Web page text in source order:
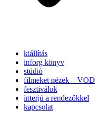
kiállítás
inforg könyv
stúdió
filmeket nézek – VOD
fesztiválok
interjú a rendezőkkel
kapcsolat